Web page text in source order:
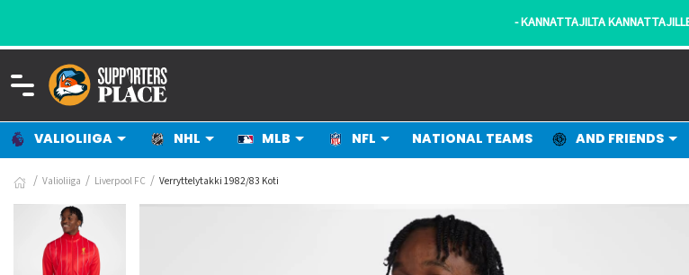
- KANNATTAJILTA
VALIOLIIGA NHL MLB NFL NATIONAL TEAMS AND FRIENDS
Valioliiga Liverpool FC Verryttelytakki 1982/83 Koti